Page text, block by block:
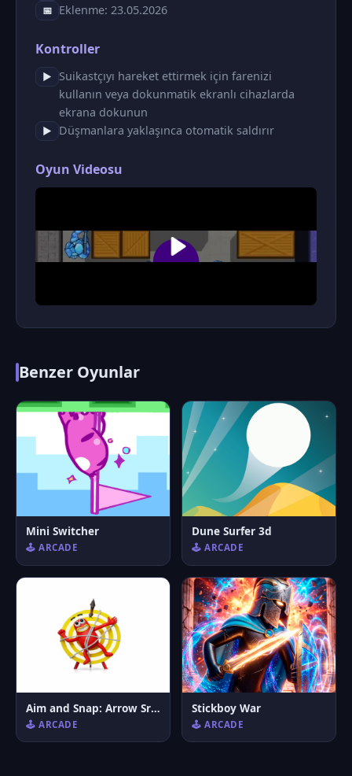
📅 Eklenme: 23.05.2026
Kontroller
▶
Suikastçıyı hareket ettirmek için farenizi
kullanın veya dokunmatik ekranlı cihazlarda
ekrana dokunun
▶ Düşmanlara yaklaşınca otomatik saldırır
Oyun Videosu
Benzer Oyunlar
Mini Switcher
🕹️ ARCADE
Dune Surfer 3d
🕹️ ARCADE
Aim and Snap: Arrow Srike
🕹️ ARCADE
Stickboy War
🕹️ ARCADE